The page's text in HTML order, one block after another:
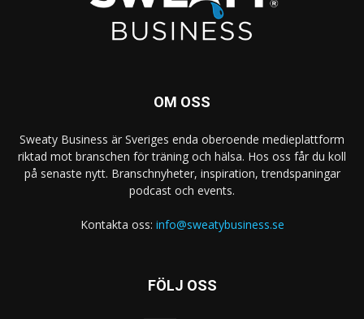
OM OSS
Sweaty Business är Sveriges enda oberoende medieplattform
riktad mot branschen för träning och hälsa. Hos oss får du koll
på senaste nytt. Branschnyheter, inspiration, trendspaningar
podcast och events.
Kontakta oss: info@sweatybusiness.se
FÖLJ OSS